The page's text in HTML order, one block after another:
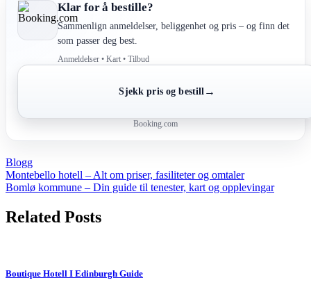
Klar for å bestille?
Sammenlign anmeldelser, beliggenhet og pris – og finn det
som passer deg best.
Anmeldelser • Kart • Tilbud
Sjekk pris og bestill →
Booking.com
Blogg
Post
navigation
Montebello hotell – Alt om priser, fasiliteter og omtaler
Bomlø kommune – Din guide til tenester, kart og opplevingar
Related Posts
Boutique Hotell I Edinburgh Guide